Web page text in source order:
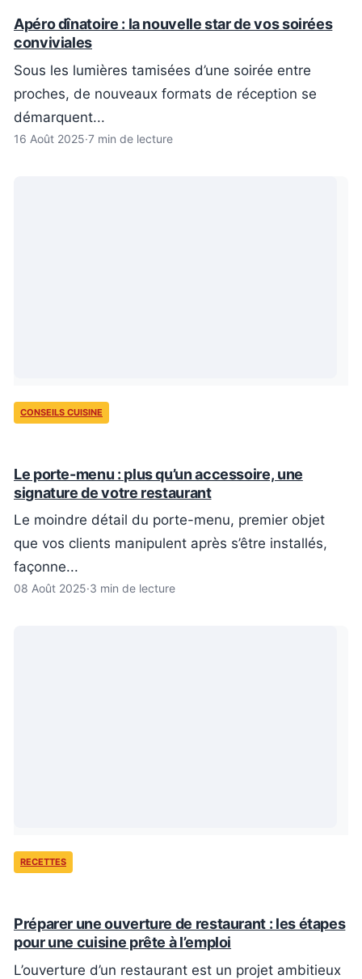
Apéro dînatoire : la nouvelle star de vos soirées
conviviales
Sous les lumières tamisées d’une soirée entre
proches, de nouveaux formats de réception se
démarquent...
16 Août 2025·7 min de lecture
CONSEILS CUISINE
Le porte-menu : plus qu’un accessoire, une
signature de votre restaurant
Le moindre détail du porte-menu, premier objet
que vos clients manipulent après s’être installés,
façonne...
08 Août 2025·3 min de lecture
RECETTES
Préparer une ouverture de restaurant : les étapes
pour une cuisine prête à l’emploi
L’ouverture d’un restaurant est un projet ambitieux